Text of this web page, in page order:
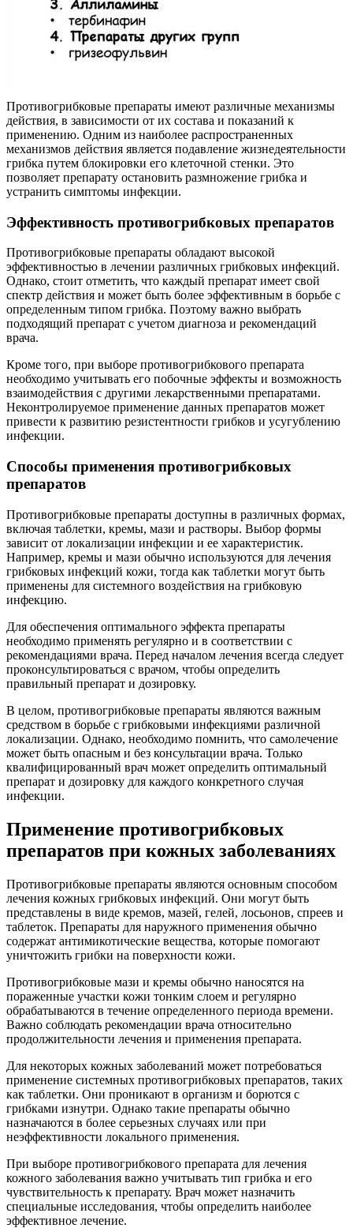
Противогрибковые препараты имеют различные механизмы
действия, в зависимости от их состава и показаний к
применению. Одним из наиболее распространенных
механизмов действия является подавление жизнедеятельности
грибка путем блокировки его клеточной стенки. Это
позволяет препарату остановить размножение грибка и
устранить симптомы инфекции.
Эффективность противогрибковых препаратов
Противогрибковые препараты обладают высокой
эффективностью в лечении различных грибковых инфекций.
Однако, стоит отметить, что каждый препарат имеет свой
спектр действия и может быть более эффективным в борьбе с
определенным типом грибка. Поэтому важно выбрать
подходящий препарат с учетом диагноза и рекомендаций
врача.
Кроме того, при выборе противогрибкового препарата
необходимо учитывать его побочные эффекты и возможность
взаимодействия с другими лекарственными препаратами.
Неконтролируемое применение данных препаратов может
привести к развитию резистентности грибков и усугублению
инфекции.
Способы применения противогрибковых
препаратов
Противогрибковые препараты доступны в различных формах,
включая таблетки, кремы, мази и растворы. Выбор формы
зависит от локализации инфекции и ее характеристик.
Например, кремы и мази обычно используются для лечения
грибковых инфекций кожи, тогда как таблетки могут быть
применены для системного воздействия на грибковую
инфекцию.
Для обеспечения оптимального эффекта препараты
необходимо применять регулярно и в соответствии с
рекомендациями врача. Перед началом лечения всегда следует
проконсультироваться с врачом, чтобы определить
правильный препарат и дозировку.
В целом, противогрибковые препараты являются важным
средством в борьбе с грибковыми инфекциями различной
локализации. Однако, необходимо помнить, что самолечение
может быть опасным и без консультации врача. Только
квалифицированный врач может определить оптимальный
препарат и дозировку для каждого конкретного случая
инфекции.
Применение противогрибковых
препаратов при кожных заболеваниях
Противогрибковые препараты являются основным способом
лечения кожных грибковых инфекций. Они могут быть
представлены в виде кремов, мазей, гелей, лосьонов, спреев и
таблеток. Препараты для наружного применения обычно
содержат антимикотические вещества, которые помогают
уничтожить грибки на поверхности кожи.
Противогрибковые мази и кремы обычно наносятся на
пораженные участки кожи тонким слоем и регулярно
обрабатываются в течение определенного периода времени.
Важно соблюдать рекомендации врача относительно
продолжительности лечения и применения препарата.
Для некоторых кожных заболеваний может потребоваться
применение системных противогрибковых препаратов, таких
как таблетки. Они проникают в организм и борются с
грибками изнутри. Однако такие препараты обычно
назначаются в более серьезных случаях или при
неэффективности локального применения.
При выборе противогрибкового препарата для лечения
кожного заболевания важно учитывать тип грибка и его
чувствительность к препарату. Врач может назначить
специальные исследования, чтобы определить наиболее
эффективное лечение.